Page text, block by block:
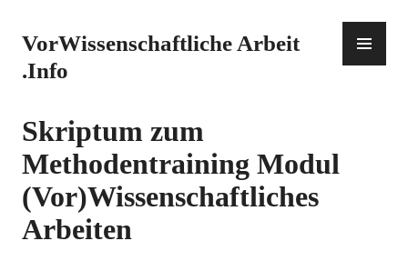
springen
VorWissenschaftliche Arbeit
.Info
Skriptum zum
Methodentraining Modul
(Vor)Wissenschaftliches
Arbeiten